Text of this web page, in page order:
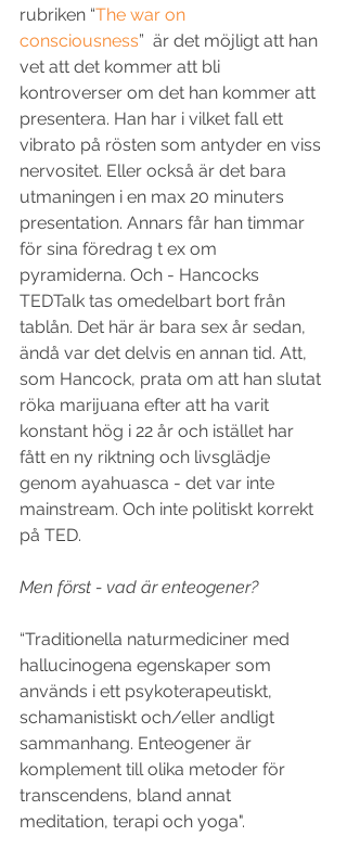
rubriken “The war on
consciousness”  är det möjligt att han
vet att det kommer att bli
kontroverser om det han kommer att
presentera. Han har i vilket fall ett
vibrato på rösten som antyder en viss
nervositet. Eller också är det bara
utmaningen i en max 20 minuters
presentation. Annars får han timmar
för sina föredrag t ex om
pyramiderna. Och - Hancocks
TEDTalk tas omedelbart bort från
tablån. Det här är bara sex år sedan,
ändå var det delvis en annan tid. Att,
som Hancock, prata om att han slutat
röka marijuana efter att ha varit
konstant hög i 22 år och istället har
fått en ny riktning och livsglädje
genom ayahuasca - det var inte
mainstream. Och inte politiskt korrekt
på TED.
Men först - vad är enteogener?
“Traditionella naturmediciner med
hallucinogena egenskaper som
används i ett psykoterapeutiskt,
schamanistiskt och/eller andligt
sammanhang. Enteogener är
komplement till olika metoder för
transcendens, bland annat
meditation, terapi och yoga".